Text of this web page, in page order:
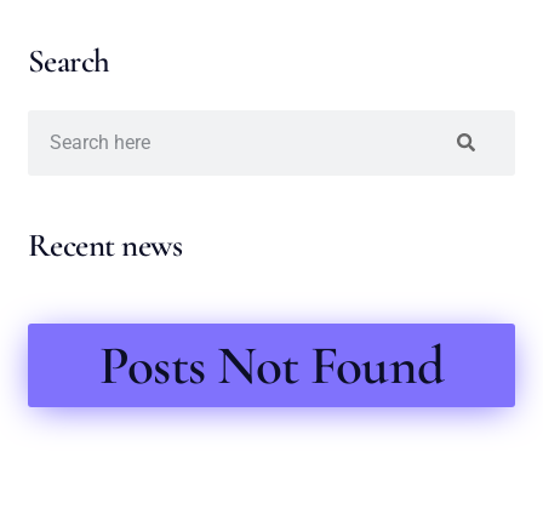
Search
Recent news
Posts Not Found